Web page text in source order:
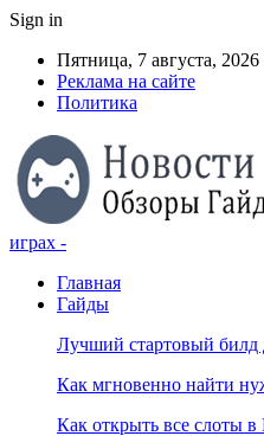
Sign in
Пятница, 7 августа, 2026
Реклама на сайте
Политика
играх -
Главная
Гайды
Лучший стартовый билд
Как мгновенно найти
Как открыть все слоты